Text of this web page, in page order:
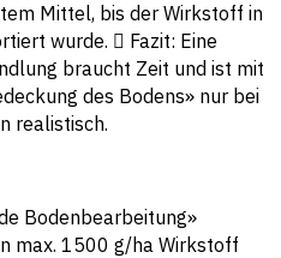
Mittel, bis der Wirkstoff in
wurde.  Fazit: Eine
braucht Zeit und ist mit
des Bodens» nur bei
realistisch.
Bodenbearbeitung»
max. 1500 g/ha Wirkstoff